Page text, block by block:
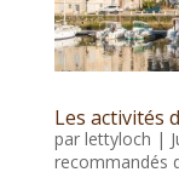
Les activités
par lettyloch |
recommandés